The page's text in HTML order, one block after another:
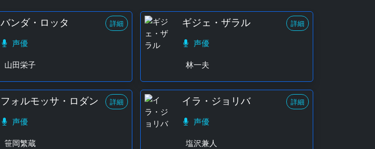
バンダ・ロッタ 詳細
声優
山田栄子
ギジェ・ザラル 詳細
声優
林一夫
フォルモッサ・ロダン 詳細
声優
笹岡繁蔵
イラ・ジョリバ 詳細
声優
塩沢兼人